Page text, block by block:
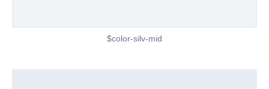
$color-silv-mid